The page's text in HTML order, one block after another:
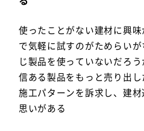
使ったことがない建材に興
で気軽に試すのがためらい
じ製品を使っていないだろ
信ある製品をもっと売り出
施工パターンを訴求し、建
思いがある